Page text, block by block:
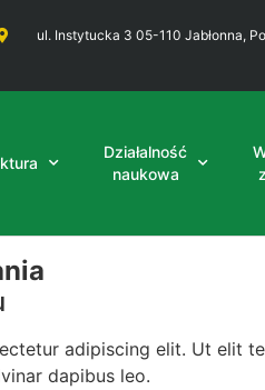
ul. Instytucka 3 05-110 Jabłonna,
Działalność
naukowa
adipiscing elit. Ut elit
dapibus leo.